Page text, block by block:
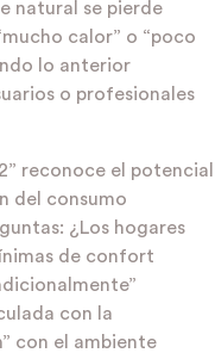
natural se pierde
calor” o “poco
lo anterior
o profesionales
reconoce el potencial
del consumo
¿Los hogares
de confort
con la
con el ambiente